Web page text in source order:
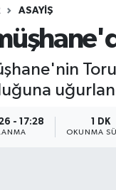
ASAYIŞ
- 17:28 1 DK
OKUNMA